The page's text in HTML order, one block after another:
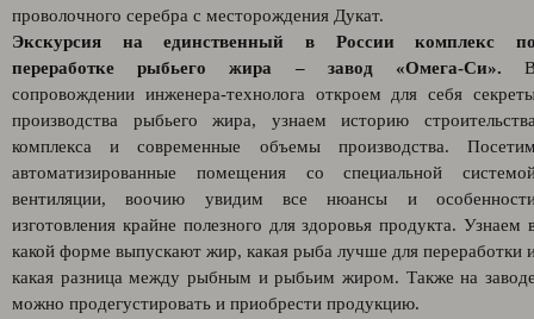
проволочного серебра с месторождения Дукат.
Экскурсия на единственный в России комплекс
переработке рыбьего жира
– завод «Омега-Си».
сопровождении инженера-технолога откроем для себя
производства рыбьего жира, узнаем историю
комплекса и современные объемы производства.
автоматизированные помещения со специальной
вентиляции, воочию увидим все нюансы и
изготовления крайне полезного для здоровья продукта. Узнаем
какой форме выпускают жир, какая рыба лучше для переработки
какая разница между рыбным и рыбьим жиром. Также на
можно продегустировать и приобрести продукцию.